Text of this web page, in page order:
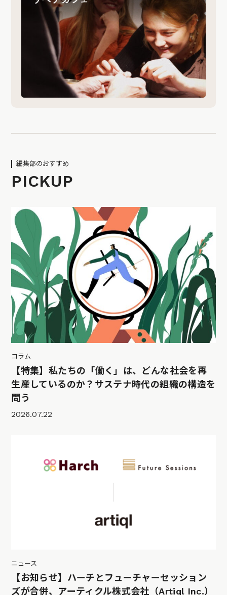
編集部のおすすめ
PICKUP
コラム
【特集】私たちの「働く」は、どんな社会を再
生産しているのか？サステナ時代の組織の構造を
問う
2026.07.22
ニュース
【お知らせ】ハーチとフューチャーセッション
ズが合併、アーティクル株式会社（Artiql Inc.）